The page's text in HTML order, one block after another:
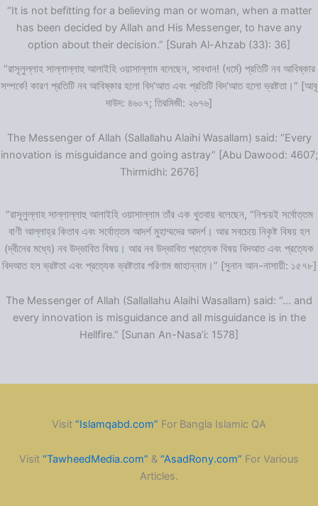
“It is not befitting for a believing man or woman, when a matter
has been decided by Allah and His Messenger, to have any
option about their decision.” [Surah Al-Ahzab (33): 36]
“রাসূলুল্লাহ সাল্লাল্লাহু আলাইহি ওয়াসাল্লাম বলেছেন, সাবধান! (ধর্মে) প্রতিটি নব আবিষ্কার
সম্পর্কে! কারণ প্রতিটি নব আবিষ্কার হলো বিদ‘আত এবং প্রতিটি বিদ‘আত হলো ভ্রষ্টতা।” [আবূ
দাউদ: ৪৬০৭; তিরমিজী: ২৬৭৬]
The Messenger of Allah (Sallallahu Alaihi Wasallam) said: “Every
innovation is misguidance and going astray” [Abu Dawood: 4607;
Thirmidhi: 2676]
“রাসূলুল্লাহ সাল্লাল্লাহু আলাইহি ওয়াসাল্লাম তাঁর এক খুতবায় বলেছেন, “নিশ্চয়ই সর্বোত্তম
বাণী আল্লাহ্‌র কিতাব এবং সর্বোত্তম আদর্শ মুহাম্মদের আদর্শ। আর সবচেয়ে নিকৃষ্ট বিষয় হল
(দ্বীনের মধ্যে) নব উদ্ভাবিত বিষয়। আর নব উদ্ভাবিত প্রত্যেক বিষয় বিদআত এবং প্রত্যেক
বিদআত হল ভ্রষ্টতা এবং প্রত্যেক ভ্রষ্টতার পরিণাম জাহান্নাম।” [সুনান আন-নাসায়ী: ১৫৭৮]
The Messenger of Allah (Sallallahu Alaihi Wasallam) said: “… and
every innovation is misguidance and all misguidance is in the
Hellfire.” [Sunan An-Nasa’i: 1578]
Visit “Islamqabd.com” For Bangla Islamic QA
Visit “TawheedMedia.com” & “AsadRony.com” For Various
Articles.